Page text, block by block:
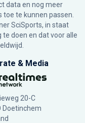
data en nog meer
te kunnen passen.
SciSports, in staat
doen en dat voor alle
& Media
20-C
Doetinchem